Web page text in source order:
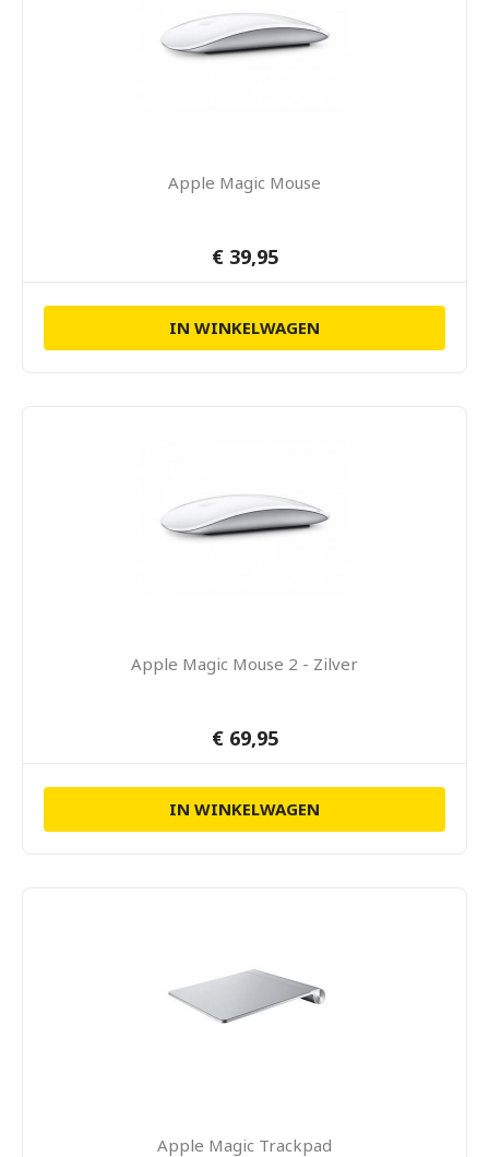
Apple Magic Mouse
€ 39,95
IN WINKELWAGEN
Apple Magic Mouse 2 - Zilver
€ 69,95
IN WINKELWAGEN
Apple Magic Trackpad